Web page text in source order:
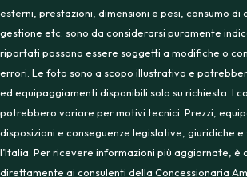
esterni, prestazioni, dimensioni e pesi, consumo di
gestione etc. sono da considerarsi puramente
riportati possono essere soggetti a modifiche o
errori. Le foto sono a scopo illustrativo e
ed equipaggiamenti disponibili solo su richiesta. I
potrebbero variare per motivi tecnici. Prezzi,
disposizioni e conseguenze legislative, giuridiche
l’Italia. Per ricevere informazioni più aggiornate, è
direttamente ai consulenti della Concessionaria